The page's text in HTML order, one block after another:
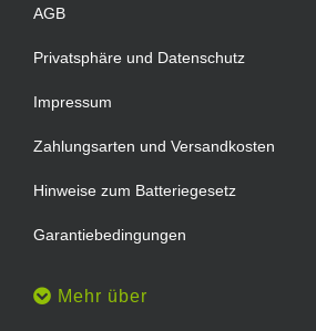
AGB
Privatsphäre und Datenschutz
Impressum
Zahlungsarten und Versandkosten
Hinweise zum Batteriegesetz
Garantiebedingungen
Mehr über